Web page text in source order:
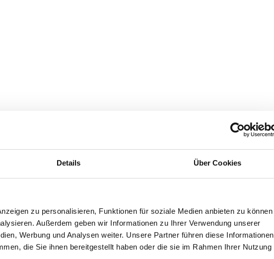
Details Über Cookies
zu personalisieren, Funktionen für soziale Medien anbieten zu können
Außerdem geben wir Informationen zu Ihrer Verwendung unserer
Werbung und Analysen weiter. Unsere Partner führen diese Informationen
die Sie ihnen bereitgestellt haben oder die sie im Rahmen Ihrer Nutzung
Alle priser inkluderer mva